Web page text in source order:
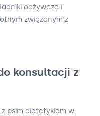
odżywcze i
związanym z
konsultacji z
psim dietetykiem w